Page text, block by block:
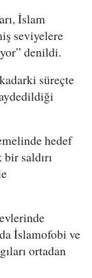
İslam
seviyelere
denildi.
süreçte
hedef
saldırı
İslamofobi ve
ortadan